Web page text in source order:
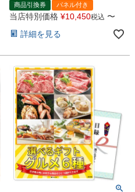
商品引換券 パネル付き
当店特別価格 ¥10,450税込 〜
詳細を見る